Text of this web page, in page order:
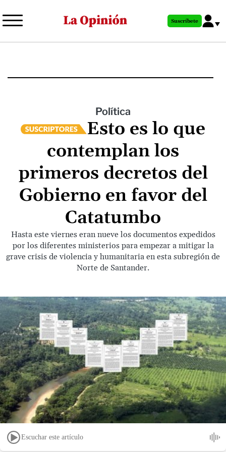
al
principal
Suscríbete
Política
Esto es lo que
contemplan los
primeros decretos del
Gobierno en favor del
Catatumbo
Hasta este viernes eran nueve los documentos expedidos
por los diferentes ministerios para empezar a mitigar la
grave crisis de violencia y humanitaria en esta subregión de
Norte de Santander.
Escuchar este artículo